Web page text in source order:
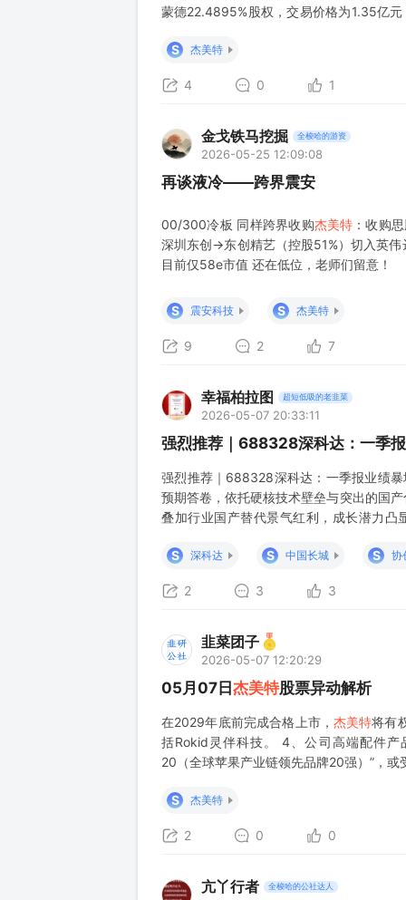
蒙德22.4895%股权，交易价格为1.35亿
营业务包括合成材料制造、
S 杰美特
4 0 1
金戈铁马挖掘 全梭哈的游资
2026-05-25 12:09:08
再谈液冷——跨界震安
00/300冷板 同样跨界收购杰美特 ：收购
深圳东创→东创精艺（控股51%）切入英
目前仅58e市值 还在低位，老师们留意！
S 震安科技 S 杰美特
9 2 7
幸福柏拉图 超短低吸的老韭菜
2026-05-07 20:33:11
强烈推荐｜688328深科达：一季
强烈推荐｜688328深科达：一季报业绩
预期答卷，依托硬核技术壁垒与突出的国
叠加行业国产替代景气红利，成长潜力
元，同比提升93.33%，
S 深科达 S 中国长城 S 协
2 3 3
韭菜团子
2026-05-07 12:20:29
05月07日 杰美特股票异动解析
在2029年底前完成合格上市， 杰美特将有
括Rokid灵伴科技。 4、公司高端配件产
20（全球苹果产业链领先品牌20强）”，
S 杰美特
2 0 0
亢丫行者 全梭哈的公社达人